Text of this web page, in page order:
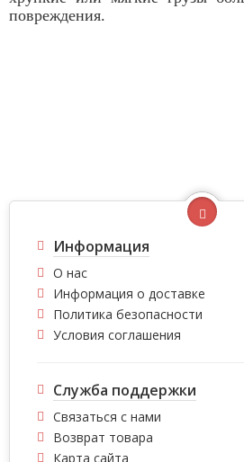
повреждения.
Информация
О нас
Информация о доставке
Политика безопасности
Условия соглашения
Служба поддержки
Связаться с нами
Возврат товара
Карта сайта